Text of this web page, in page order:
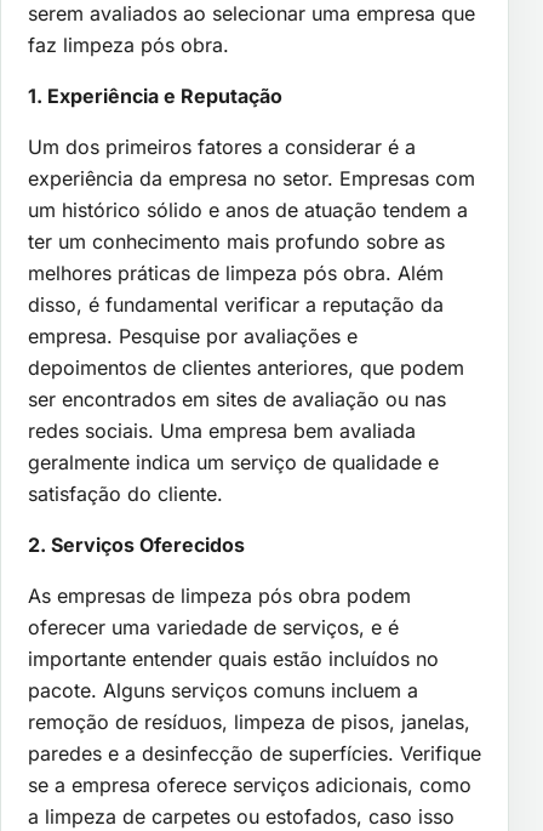
serem avaliados ao selecionar uma empresa que
faz limpeza pós obra.
1. Experiência e Reputação
Um dos primeiros fatores a considerar é a
experiência da empresa no setor. Empresas com
um histórico sólido e anos de atuação tendem a
ter um conhecimento mais profundo sobre as
melhores práticas de limpeza pós obra. Além
disso, é fundamental verificar a reputação da
empresa. Pesquise por avaliações e
depoimentos de clientes anteriores, que podem
ser encontrados em sites de avaliação ou nas
redes sociais. Uma empresa bem avaliada
geralmente indica um serviço de qualidade e
satisfação do cliente.
2. Serviços Oferecidos
As empresas de limpeza pós obra podem
oferecer uma variedade de serviços, e é
importante entender quais estão incluídos no
pacote. Alguns serviços comuns incluem a
remoção de resíduos, limpeza de pisos, janelas,
paredes e a desinfecção de superfícies. Verifique
se a empresa oferece serviços adicionais, como
a limpeza de carpetes ou estofados, caso isso